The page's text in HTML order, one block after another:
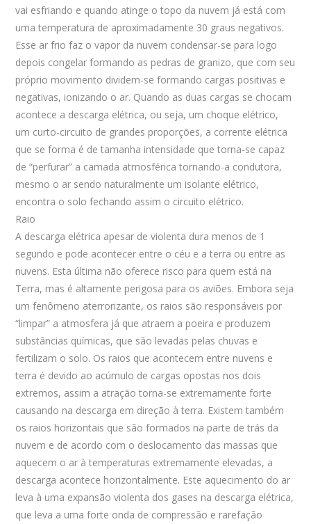
vai esfriando e quando atinge o topo da nuvem já está com
uma temperatura de aproximadamente 30 graus negativos.
Esse ar frio faz o vapor da nuvem condensar-se para logo
depois congelar formando as pedras de granizo, que com seu
próprio movimento dividem-se formando cargas positivas e
negativas, ionizando o ar. Quando as duas cargas se chocam
acontece a descarga elétrica, ou seja, um choque elétrico,
um curto-circuito de grandes proporções, a corrente elétrica
que se forma é de tamanha intensidade que torna-se capaz
de “perfurar” a camada atmosférica tornando-a condutora,
mesmo o ar sendo naturalmente um isolante elétrico,
encontra o solo fechando assim o circuito elétrico.
Raio
A descarga elétrica apesar de violenta dura menos de 1
segundo e pode acontecer entre o céu e a terra ou entre as
nuvens. Esta última não oferece risco para quem está na
Terra, mas é altamente perigosa para os aviões. Embora seja
um fenômeno aterrorizante, os raios são responsáveis por
“limpar” a atmosfera já que atraem a poeira e produzem
substâncias químicas, que são levadas pelas chuvas e
fertilizam o solo. Os raios que acontecem entre nuvens e
terra é devido ao acúmulo de cargas opostas nos dois
extremos, assim a atração torna-se extremamente forte
causando na descarga em direção à terra. Existem também
os raios horizontais que são formados na parte de trás da
nuvem e de acordo com o deslocamento das massas que
aquecem o ar à temperaturas extremamente elevadas, a
descarga acontece horizontalmente. Este aquecimento do ar
leva à uma expansão violenta dos gases na descarga elétrica,
que leva a uma forte onda de compressão e rarefação